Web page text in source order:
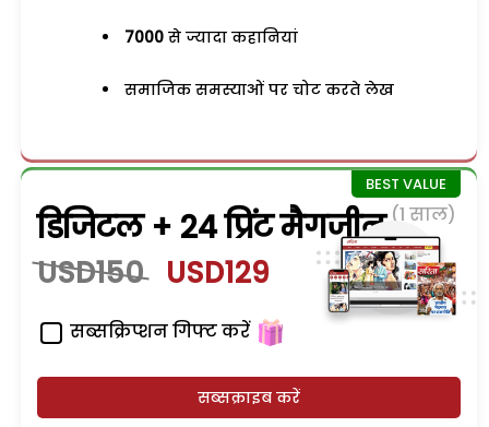
7000 से ज्यादा कहानियां
समाजिक समस्याओं पर चोट करते लेख
डिजिटल + 24 प्रिंट मैगजीन (1 साल)
USD150 USD129
सब्सक्रिप्शन गिफ्ट करें
सब्सक्राइब करें